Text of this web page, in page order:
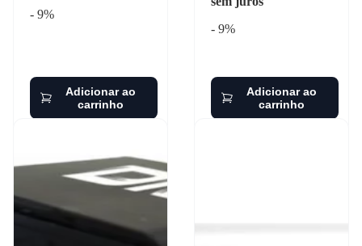
- 9%
Adicionar ao
carrinho
- 9%
Adicionar ao
carrinho